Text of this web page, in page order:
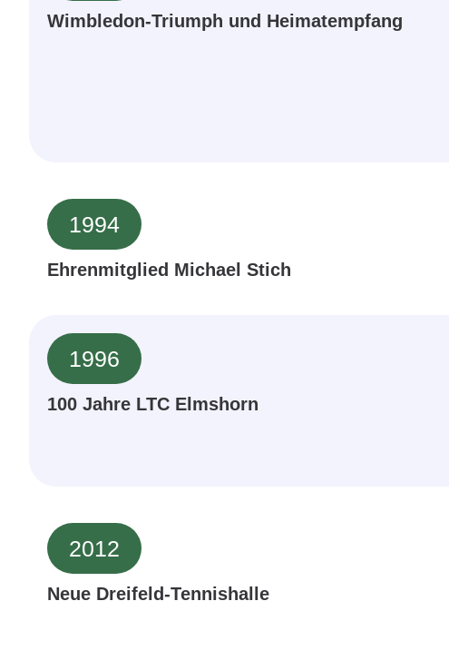
Wimbledon-Triumph und Heimatempfang
1994
Ehrenmitglied Michael Stich
1996
100 Jahre LTC Elmshorn
2012
Neue Dreifeld-Tennishalle